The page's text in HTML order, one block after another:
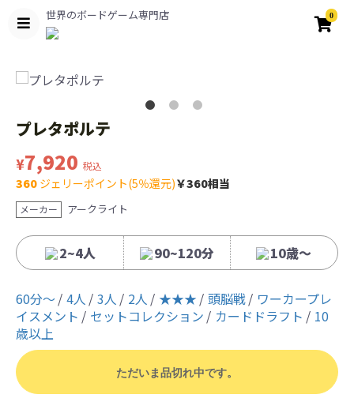
世界のボードゲーム専門店 0
プレタポルテ
¥7,920 税込
360 ジェリーポイント(5％還元)￥360相当
メーカー アークライト
2~4人 90~120分 10歳〜
60分〜 4人 3人 2人 ★★★ 頭脳戦
ワーカープレ
イスメント
セットコレクション カードドラフト
10
歳以上
ただいま品切れ中です。